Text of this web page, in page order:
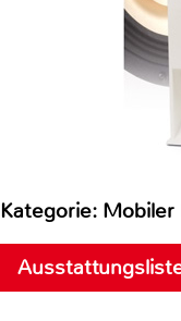
Kategorie: Mobiler